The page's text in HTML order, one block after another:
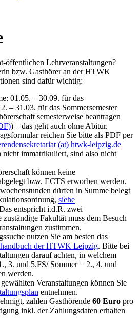
öffentlichen Lehrveranstaltungen?
bzw. Gasthörer an der HTWK
sind dafür wichtig:
01.05. – 30.09. für das
– 31.03. für das Sommersemester
semesterweise beantragen
) – das geht auch ohne Abitur.
reichen Sie bitte als PDF per
(at) htwk-leipzig.de
nicht immatrikuliert, sind also nicht
können keine
bzw. ECTS erworben werden.
dürfen in Summe belegt
siehe
as entspricht i.d.R. zwei
Fakultät muss dem Besuch
zustimmen.
nutzen Sie am besten das
der HTWK Leipzig. Bitte bei
darauf achten, in welchem
3. und 5.FS/ Sommer = 2., 4. und
werden.
Veranstaltungen können Sie
entnehmen.
zahlen Gasthörende 60 Euro pro
inkl. der Zahlungsdaten erhalten